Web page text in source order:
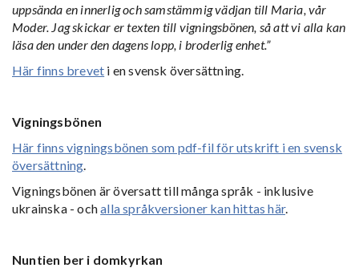
uppsända en innerlig och samstämmig vädjan till Maria, vår
Moder. Jag skickar er texten till vigningsbönen, så att vi alla kan
läsa den under den dagens lopp, i broderlig enhet.”
Här finns brevet i en svensk översättning.
Vigningsbönen
Här finns vigningsbönen som pdf-fil för utskrift i en svensk
översättning
Vigningsbönen är översatt till många språk - inklusive
ukrainska - ochalla språkversioner kan hittas här.
Nuntien ber i domkyrkan